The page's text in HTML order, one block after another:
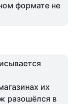
формате не
их
разошёлся в